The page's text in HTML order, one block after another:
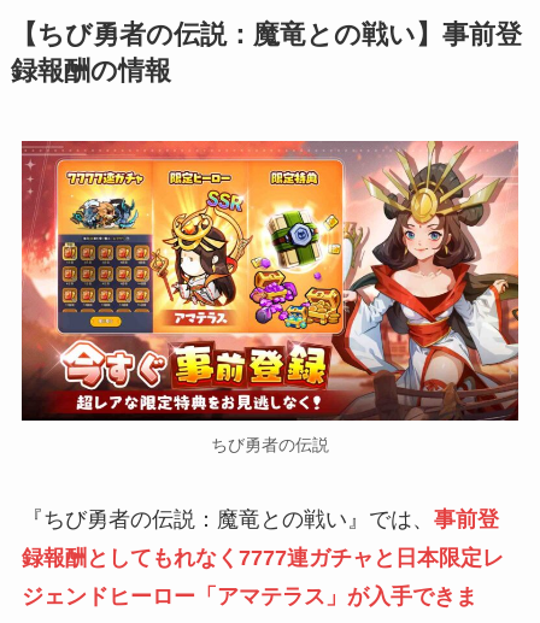
【ちび勇者の伝説：魔竜との戦い】事前登
録報酬の情報
ちび勇者の伝説
『ちび勇者の伝説：魔竜との戦い』では、 事前登
録報酬としてもれなく7777連ガチャと日本限定レ
ジェンドヒーロー「アマテラス」が入手できま